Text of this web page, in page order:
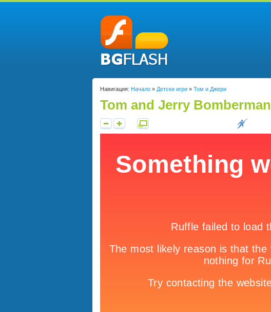
Навигация: Начало» Детски игри» Том и Джери
Tom and Jerry Bomberman